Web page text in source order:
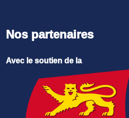
Nos partenaires
Avec le soutien de la